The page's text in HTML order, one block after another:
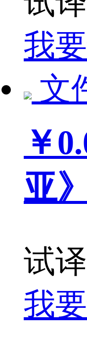
我
文
￥
亚
试
我